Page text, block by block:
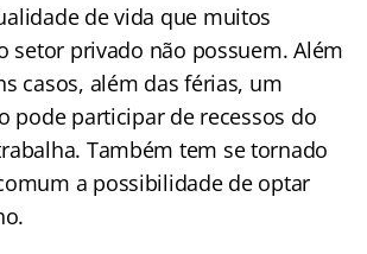
de vida que muitos
setor privado não possuem. Além
casos, além das férias, um
pode participar de recessos do
Também tem se tornado
a possibilidade de optar